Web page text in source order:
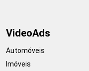
VideoAds
Automóveis
Imóveis